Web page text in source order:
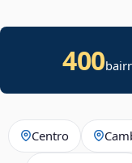
400
Centro